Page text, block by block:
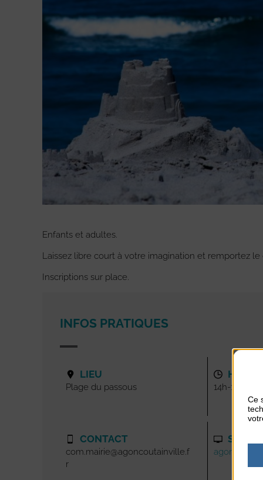
Enfants et adultes.
Laissez libre court à votre imagination et remportez
Inscriptions sur place.
INFOS PRATIQUES
LIEU
Plage du passous
CONTACT
com.mairie@agoncoutainville.f
r
14h-15h30
SITE
Ce